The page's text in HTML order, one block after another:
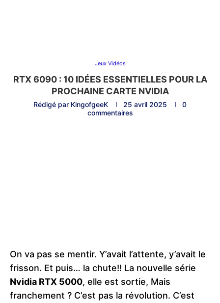
Jeux Vidéos
RTX 6090 : 10 IDÉES ESSENTIELLES POUR LA
PROCHAINE CARTE NVIDIA
Rédigé par KingofgeeK 25 avril 2025
0
commentaires
On va pas se mentir. Y’avait l’attente, y’avait le
frisson. Et puis… la chute!! La nouvelle série
Nvidia RTX 5000, elle est sortie, Mais
franchement ? C’est pas la révolution. C’est